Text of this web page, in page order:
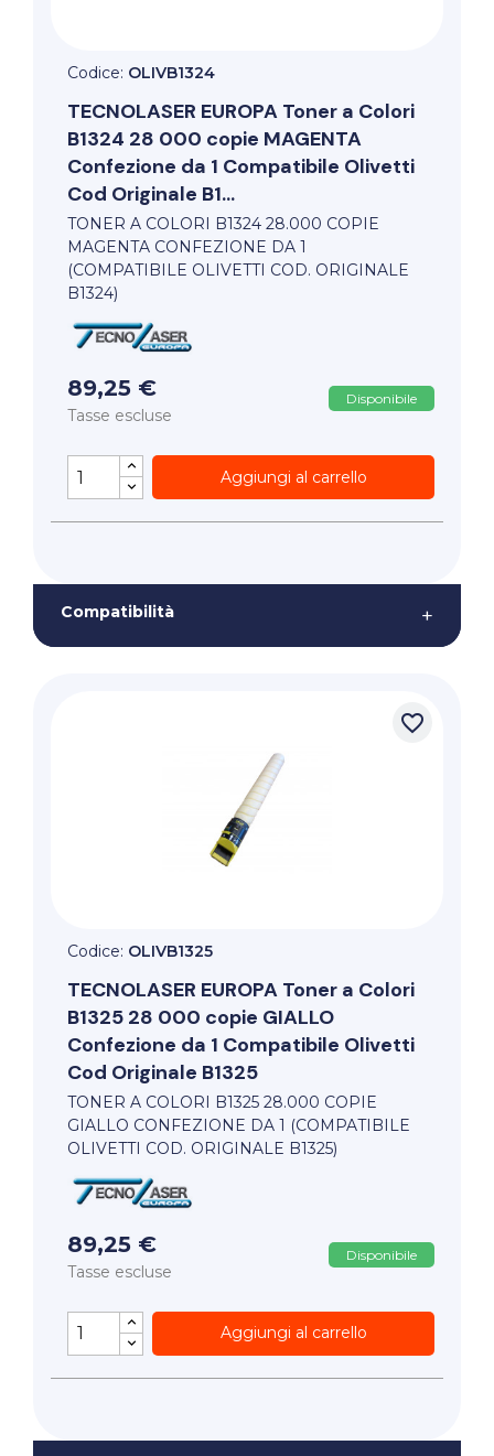
Codice: OLIVB1324
TECNOLASER EUROPA Toner a Colori
B1324 28 000 copie MAGENTA
Confezione da 1 Compatibile Olivetti
Cod Originale B1...
TONER A COLORI B1324 28.000 COPIE
MAGENTA CONFEZIONE DA 1
(COMPATIBILE OLIVETTI COD. ORIGINALE
B1324)
89,25 €
Tasse escluse
Disponibile
Aggiungi al carrello
Compatibilità +
favorite_border
Codice: OLIVB1325
TECNOLASER EUROPA Toner a Colori
B1325 28 000 copie GIALLO
Confezione da 1 Compatibile Olivetti
Cod Originale B1325
TONER A COLORI B1325 28.000 COPIE
GIALLO CONFEZIONE DA 1 (COMPATIBILE
OLIVETTI COD. ORIGINALE B1325)
89,25 €
Tasse escluse
Disponibile
Aggiungi al carrello